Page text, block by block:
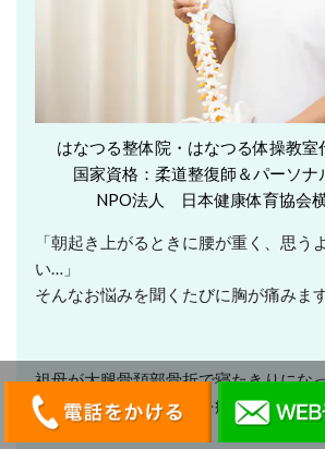
はなつる整体院・はなつる体操教
国家資格：柔道整復師＆パーソナ
NPO法人 日本健康体育協会
「朝起き上がるときに腰が重く、思う
い…」
そんなお悩みを聞くたびに胸が痛みます
祖母が大腿骨頚部骨折で寝たきりにな
「動ける体の大切さ」を痛感し、この